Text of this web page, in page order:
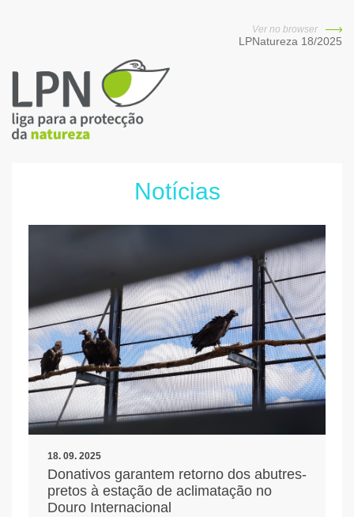
Ver no browser
LPNatureza 18/2025
Notícias
18. 09. 2025
Donativos garantem retorno dos abutres-
pretos à estação de aclimatação no
Douro Internacional